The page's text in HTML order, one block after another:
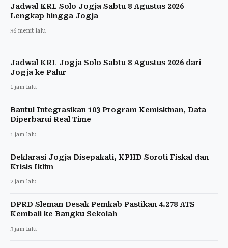
Jadwal KRL Solo Jogja Sabtu 8 Agustus 2026
Lengkap hingga Jogja
36 menit lalu
Jadwal KRL Jogja Solo Sabtu 8 Agustus 2026 dari
Jogja ke Palur
1 jam lalu
Bantul Integrasikan 103 Program Kemiskinan, Data
Diperbarui Real Time
1 jam lalu
Deklarasi Jogja Disepakati, KPHD Soroti Fiskal dan
Krisis Iklim
2 jam lalu
DPRD Sleman Desak Pemkab Pastikan 4.278 ATS
Kembali ke Bangku Sekolah
3 jam lalu